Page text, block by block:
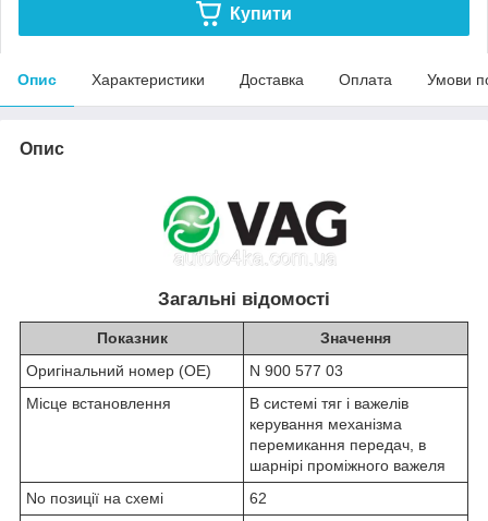
Купити
Опис Характеристики Доставка Оплата Умови
Опис
Загальні відомості
Показник
Значення
Оригінальний номер (OE)
N 900 577 03
Місце встановлення
В системі тяг і важелів
керування механізма
перемикання передач, в
шарнірі проміжного важеля
No позиції на схемі
62